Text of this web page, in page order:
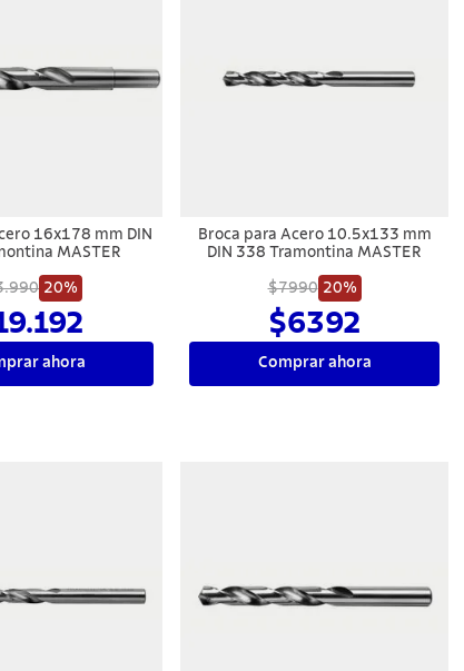
16x178 mm DIN
MASTER
20%
ahora
Broca para Acero 10.5x133 mm
DIN 338 Tramontina MASTER
$7990 20%
$6392
Comprar ahora